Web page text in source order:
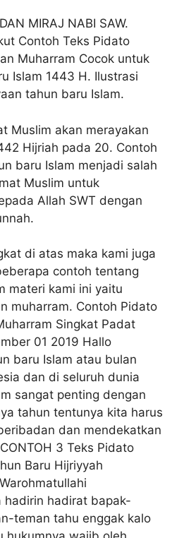
MIRAJ NABI SAW.
Contoh Teks Pidato
Muharram Cocok untuk
Islam 1443 H. Ilustrasi
tahun baru Islam.
Muslim akan merayakan
Hijriah pada 20. Contoh
baru Islam menjadi salah
Muslim untuk
Allah SWT dengan
di atas maka kami juga
contoh tentang
materi kami ini yaitu
muharram. Contoh Pidato
Singkat Padat
01 2019 Hallo
baru Islam atau bulan
dan di seluruh dunia
sangat penting dengan
tahun tentunya kita harus
dan mendekatkan
3 Teks Pidato
Baru Hijriyyah
hadirin hadirat bapak-
teman tahu enggak kalo